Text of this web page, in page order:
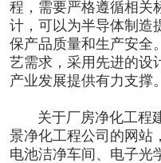
程，需要严格遵循相关
计，可以为半导体制造
保产品质量和生产安全
艺需求，采用先进的设
产业发展提供有力支撑。
关于厂房净化工程
景净化工程公司 的网站
电池洁净车间、电子光